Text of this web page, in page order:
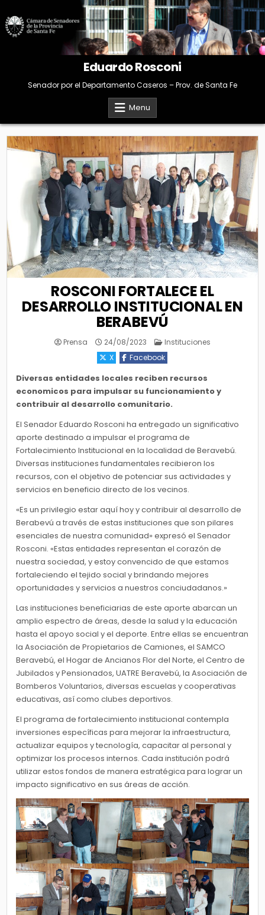
to
content
Eduardo Rosconi
Senador por el Departamento Caseros – Prov. de Santa Fe
Menu
ROSCONI FORTALECE EL
DESARROLLO INSTITUCIONAL EN
BERABEVÚ
Prensa 24/08/2023 Posted
Instituciones
X
Facebook
Diversas entidades locales reciben recursos
economicos para impulsar su funcionamiento y
contribuir al desarrollo comunitario.
El Senador Eduardo Rosconi ha entregado un significativo
aporte destinado a impulsar el programa de
Fortalecimiento Institucional en la localidad de Beravebú.
Diversas instituciones fundamentales recibieron los
recursos, con el objetivo de potenciar sus actividades y
servicios en beneficio directo de los vecinos.
«Es un privilegio estar aquí hoy y contribuir al desarrollo de
Berabevú a través de estas instituciones que son pilares
esenciales de nuestra comunidad» expresó el Senador
Rosconi. «Estas entidades representan el corazón de
nuestra sociedad, y estoy convencido de que estamos
fortaleciendo el tejido social y brindando mejores
oportunidades y servicios a nuestros conciudadanos.»
Las instituciones beneficiarias de este aporte abarcan un
amplio espectro de áreas, desde la salud y la educación
hasta el apoyo social y el deporte. Entre ellas se encuentran
la Asociación de Propietarios de Camiones, el SAMCO
Beravebú, el Hogar de Ancianos Flor del Norte, el Centro de
Jubilados y Pensionados, UATRE Beravebú, la Asociación de
Bomberos Voluntarios, diversas escuelas y cooperativas
educativas, así como clubes deportivos.
El programa de fortalecimiento institucional contempla
inversiones específicas para mejorar la infraestructura,
actualizar equipos y tecnología, capacitar al personal y
optimizar los procesos internos. Cada institución podrá
utilizar estos fondos de manera estratégica para lograr un
impacto significativo en sus áreas de acción.